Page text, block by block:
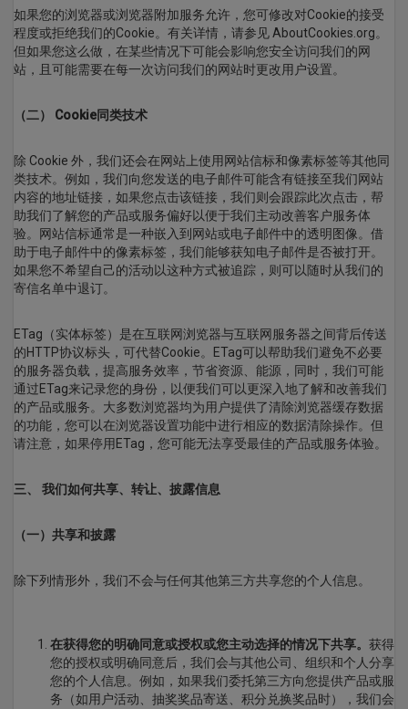
如果您的浏览器或浏览器附加服务允许，您可修改对Cookie的接受
程度或拒绝我们的Cookie。有关详情，请参见 AboutCookies.org。
但如果您这么做，在某些情况下可能会影响您安全访问我们的网
站，且可能需要在每一次访问我们的网站时更改用户设置。
（二） Cookie同类技术
除 Cookie 外，我们还会在网站上使用网站信标和像素标签等其他同
类技术。例如，我们向您发送的电子邮件可能含有链接至我们网站
内容的地址链接，如果您点击该链接，我们则会跟踪此次点击，帮
助我们了解您的产品或服务偏好以便于我们主动改善客户服务体
验。网站信标通常是一种嵌入到网站或电子邮件中的透明图像。借
助于电子邮件中的像素标签，我们能够获知电子邮件是否被打开。
如果您不希望自己的活动以这种方式被追踪，则可以随时从我们的
寄信名单中退订。
ETag（实体标签）是在互联网浏览器与互联网服务器之间背后传送
的HTTP协议标头，可代替Cookie。ETag可以帮助我们避免不必要
的服务器负载，提高服务效率，节省资源、能源，同时，我们可能
通过ETag来记录您的身份，以便我们可以更深入地了解和改善我们
的产品或服务。大多数浏览器均为用户提供了清除浏览器缓存数据
的功能，您可以在浏览器设置功能中进行相应的数据清除操作。但
请注意，如果停用ETag，您可能无法享受最佳的产品或服务体验。
三、 我们如何共享、转让、披露信息
（一）共享和披露
除下列情形外，我们不会与任何其他第三方共享您的个人信息。
在获得您的明确同意或授权或您主动选择的情况下共享。 获得
您的授权或明确同意后，我们会与其他公司、组织和个人分享
您的个人信息。例如，如果我们委托第三方向您提供产品或服
务（如用户活动、抽奖奖品寄送、积分兑换奖品时），我们会